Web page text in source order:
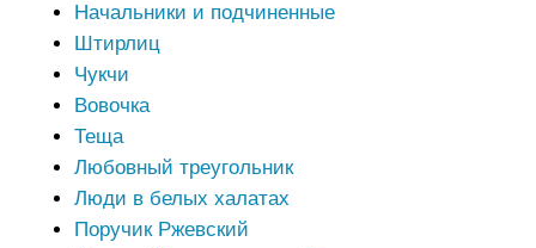
Начальники и подчиненные
Штирлиц
Чукчи
Вовочка
Теща
Любовный треугольник
Люди в белых халатах
Поручик Ржевский